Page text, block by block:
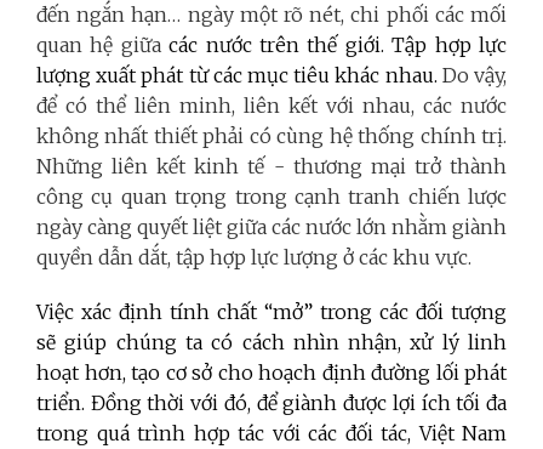
đến ngắn hạn… ngày một rõ nét, chi phối các mối
quan hệ giữacác nước trên thế giới. Tập hợp lực
lượng xuất phát từ các mục tiêu khác nhau. Do vậy,
để có thể liên minh, liên kết với nhau, các nước
không nhất thiết phải có cùng hệ thống chính trị.
Những liên kết kinh tế - thương mại trở thành
công cụ quan trọng trong cạnh tranh chiến lược
ngày càng quyết liệt giữa các nước lớn nhằm giành
quyền dẫn dắt, tập hợp lực lượng ở các khu vực.
Việc xác định tính chất “mở” trong các đối tượng
sẽ giúp chúng ta có cách nhìn nhận, xử lý linh
hoạt hơn, tạo cơ sở cho hoạch định đường lối phát
triển. Đồng thời với đó, để giành được lợi ích tối đa
trong quá trình hợp tác với các đối tác, Việt Nam